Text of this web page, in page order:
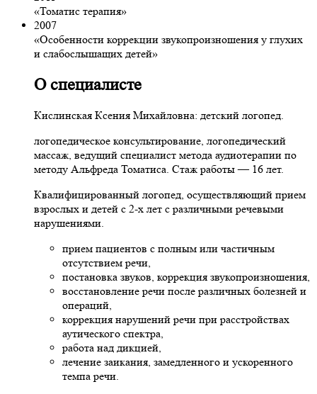
«Томатис терапия»
2007
«Особенности коррекции звукопроизношения у глухих
и слабослышащих детей»
О специалисте
Кислинская Ксения Михайловна: детский логопед.
логопедическое консультирование, логопедический
массаж, ведущий специалист метода аудиотерапии по
методу Альфреда Томатиса. Стаж работы — 16 лет.
Квалифицированный логопед, осуществляющий прием
взрослых и детей с 2-х лет с различными речевыми
нарушениями.
прием пациентов с полным или частичным
отсутствием речи,
постановка звуков, коррекция звукопроизношения,
восстановление речи после различных болезней и
операций,
коррекция нарушений речи при расстройствах
аутического спектра,
работа над дикцией,
лечение заикания, замедленного и ускоренного
темпа речи.